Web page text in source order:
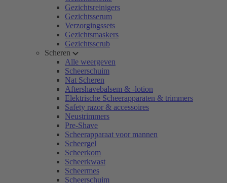
Gezichtsreinigers
Gezichtsserum
Verzorgingssets
Gezichtsmaskers
Gezichtsscrub
Scheren
Alle weergeven
Scheerschuim
Nat Scheren
Aftershavebalsem & -lotion
Elektrische Scheerapparaten & trimmers
Safety razor & accessoires
Neustrimmers
Pre-Shave
Scheerapparaat voor mannen
Scheergel
Scheerkom
Scheerkwast
Scheermes
Scheerschuim